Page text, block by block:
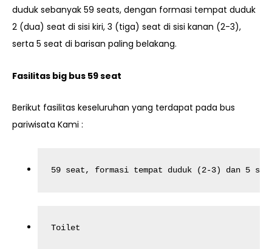
duduk sebanyak 59 seats, dengan formasi tempat duduk
2 (dua) seat di sisi kiri, 3 (tiga) seat di sisi kanan (2-3),
serta 5 seat di barisan paling belakang.
Fasilitas big bus 59 seat
Berikut fasilitas keseluruhan yang terdapat pada bus
pariwisata Kami :
59 seat, formasi tempat duduk (2-3) dan 5
Toilet